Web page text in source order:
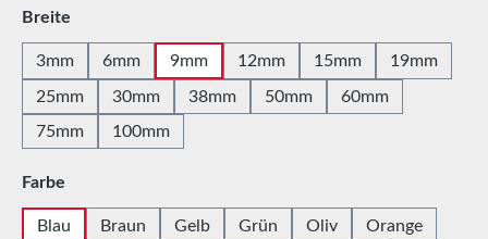
Sélectionnez
Breite
3mm 6mm 9mm 12mm 15mm 19mm
25mm 30mm 38mm 50mm
60mm
75mm
100mm
Sélectionnez
Farbe
Blau Braun Gelb Grün Oliv Orange